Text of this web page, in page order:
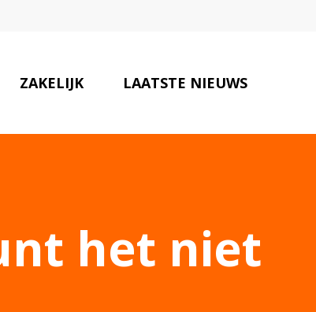
ZAKELIJK LAATSTE NIEUWS
het niet